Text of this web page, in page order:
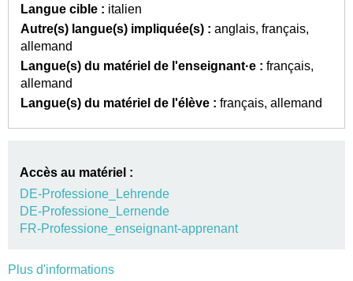
Langue cible : italien
Autre(s) langue(s) impliquée(s) : anglais français
allemand
Langue(s) du matériel de l'enseignant·e : français
allemand
Langue(s) du matériel de l'élève : français allemand
Accès au matériel :
DE-Professione_Lehrende
DE-Professione_Lernende
FR-Professione_enseignant-apprenant
Plus d'informations